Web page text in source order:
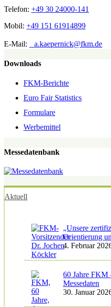
Telefon: +49 30 24000-141
Mobil: +49 151 61914899
E-Mail: a.kaepernick@fkm.de
Downloads
FKM-Berichte
Euro Fair Statistics
Formulare
Werbemittel
Messedatenbank
Aktuell
„Unsere
Orientierung
4. Februar
60 Jahre FKM
Messedaten
30. Januar